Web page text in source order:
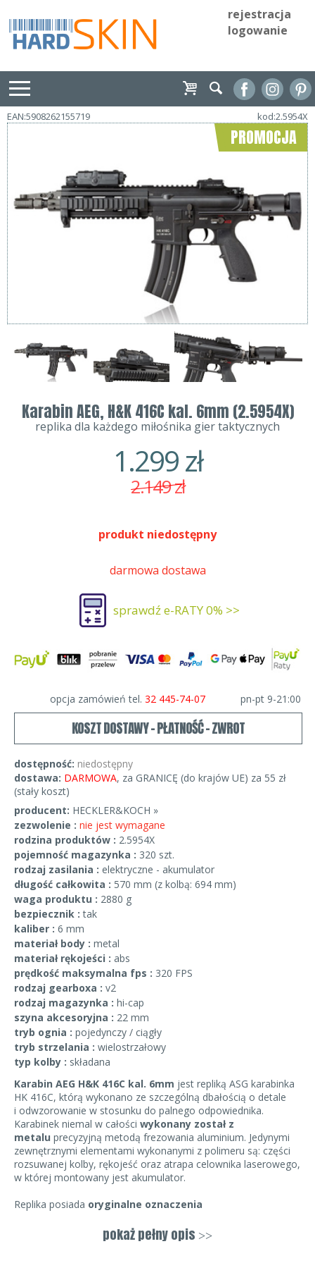
rejestracja
logowanie
EAN:5908262155719 kod:2.5954X
PROMOCJA
Karabin AEG, H&K 416C kal. 6mm (2.5954X)
replika dla każdego miłośnika gier taktycznych
1.299zł
2.149zł
produkt niedostępny
darmowa dostawa
sprawdź e-RATY 0% >>
opcja zamówień tel. 32 445-74-07 pn-pt 9-21:00
KOSZT DOSTAWY - PŁATNOŚĆ - ZWROT
dostępność: niedostępny
dostawa: DARMOWA, za GRANICĘ (do krajów UE) za 55 zł
(stały koszt)
producent: HECKLER&KOCH »
zezwolenie : nie jest wymagane
rodzina produktów : 2.5954X
pojemność magazynka : 320 szt.
rodzaj zasilania : elektryczne - akumulator
długość całkowita : 570 mm (z kolbą: 694 mm)
waga produktu : 2880 g
bezpiecznik :tak
kaliber : 6 mm
materiał body : metal
materiał rękojeści : abs
prędkość maksymalna fps : 320 FPS
rodzaj gearboxa : v2
rodzaj magazynka : hi-cap
szyna akcesoryjna : 22 mm
tryb ognia : pojedynczy / ciągły
tryb strzelania : wielostrzałowy
typ kolby : składana
Karabin AEG H&K 416C kal. 6mm jest repliką ASG karabinka
HK 416C, którą wykonano ze szczególną dbałością o detale
i odwzorowanie w stosunku do palnego odpowiednika.
Karabinek niemal w całości wykonany został z
metalu precyzyjną metodą frezowania aluminium. Jedynymi
zewnętrznymi elementami wykonanymi z polimeru są: części
rozsuwanej kolby, rękojeść oraz atrapa celownika laserowego,
w której montowany jest akumulator.
Replika posiada oryginalne oznaczenia
może on trafić do zbiorów każdego kolekcjonera replik ASG.
pokaż pełny opis >>